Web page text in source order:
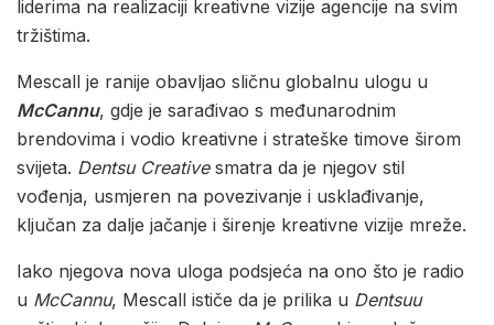
liderima na realizaciji kreativne vizije agencije na svim
tržištima.
Mescall je ranije obavljao sličnu globalnu ulogu u
McCannu, gdje je sarađivao s međunarodnim
brendovima i vodio kreativne i strateške timove širom
svijeta. Dentsu Creativesmatra da je njegov stil
vođenja, usmjeren na povezivanje i usklađivanje,
ključan za dalje jačanje i širenje kreativne vizije mreže.
Iako njegova nova uloga podsjeća na ono što je radio
u McCannu, Mescall ističe da je prilika u Dentsuu